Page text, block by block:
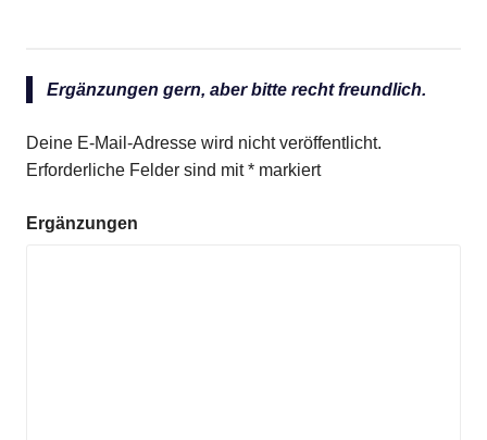
Ergänzungen gern, aber bitte recht freundlich.
Deine E-Mail-Adresse wird nicht veröffentlicht.
Erforderliche Felder sind mit* markiert
Ergänzungen